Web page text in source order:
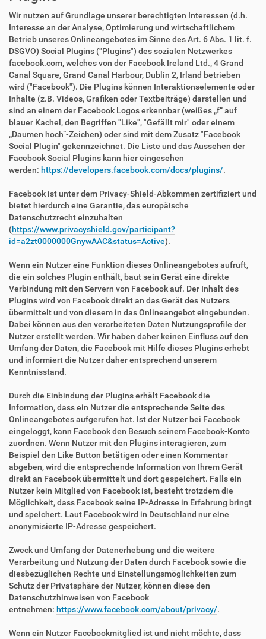
Wir nutzen auf Grundlage unserer berechtigten Interessen (d.h.
Interesse an der Analyse, Optimierung und wirtschaftlichem
Betrieb unseres Onlineangebotes im Sinne des Art. 6 Abs. 1 lit. f.
DSGVO) Social Plugins ("Plugins") des sozialen Netzwerkes
facebook.com, welches von der Facebook Ireland Ltd., 4 Grand
Canal Square, Grand Canal Harbour, Dublin 2, Irland betrieben
wird ("Facebook"). Die Plugins können Interaktionselemente oder
Inhalte (z.B. Videos, Grafiken oder Textbeiträge) darstellen und
sind an einem der Facebook Logos erkennbar (weißes „f“ auf
blauer Kachel, den Begriffen "Like", "Gefällt mir" oder einem
„Daumen hoch“-Zeichen) oder sind mit dem Zusatz "Facebook
Social Plugin" gekennzeichnet. Die Liste und das Aussehen der
Facebook Social Plugins kann hier eingesehen
werden: https://developers.facebook.com/docs/plugins/.
Facebook ist unter dem Privacy-Shield-Abkommen zertifiziert und
bietet hierdurch eine Garantie, das europäische
Datenschutzrecht einzuhalten
(https://www.privacyshield.gov/participant?
id=a2zt0000000GnywAAC&status=Active).
Wenn ein Nutzer eine Funktion dieses Onlineangebotes aufruft,
die ein solches Plugin enthält, baut sein Gerät eine direkte
Verbindung mit den Servern von Facebook auf. Der Inhalt des
Plugins wird von Facebook direkt an das Gerät des Nutzers
übermittelt und von diesem in das Onlineangebot eingebunden.
Dabei können aus den verarbeiteten Daten Nutzungsprofile der
Nutzer erstellt werden. Wir haben daher keinen Einfluss auf den
Umfang der Daten, die Facebook mit Hilfe dieses Plugins erhebt
und informiert die Nutzer daher entsprechend unserem
Kenntnisstand.
Durch die Einbindung der Plugins erhält Facebook die
Information, dass ein Nutzer die entsprechende Seite des
Onlineangebotes aufgerufen hat. Ist der Nutzer bei Facebook
eingeloggt, kann Facebook den Besuch seinem Facebook-Konto
zuordnen. Wenn Nutzer mit den Plugins interagieren, zum
Beispiel den Like Button betätigen oder einen Kommentar
abgeben, wird die entsprechende Information von Ihrem Gerät
direkt an Facebook übermittelt und dort gespeichert. Falls ein
Nutzer kein Mitglied von Facebook ist, besteht trotzdem die
Möglichkeit, dass Facebook seine IP-Adresse in Erfahrung bringt
und speichert. Laut Facebook wird in Deutschland nur eine
anonymisierte IP-Adresse gespeichert.
Zweck und Umfang der Datenerhebung und die weitere
Verarbeitung und Nutzung der Daten durch Facebook sowie die
diesbezüglichen Rechte und Einstellungsmöglichkeiten zum
Schutz der Privatsphäre der Nutzer, können diese den
Datenschutzhinweisen von Facebook
entnehmen: https://www.facebook.com/about/privacy/.
Wenn ein Nutzer Facebookmitglied ist und nicht möchte, dass